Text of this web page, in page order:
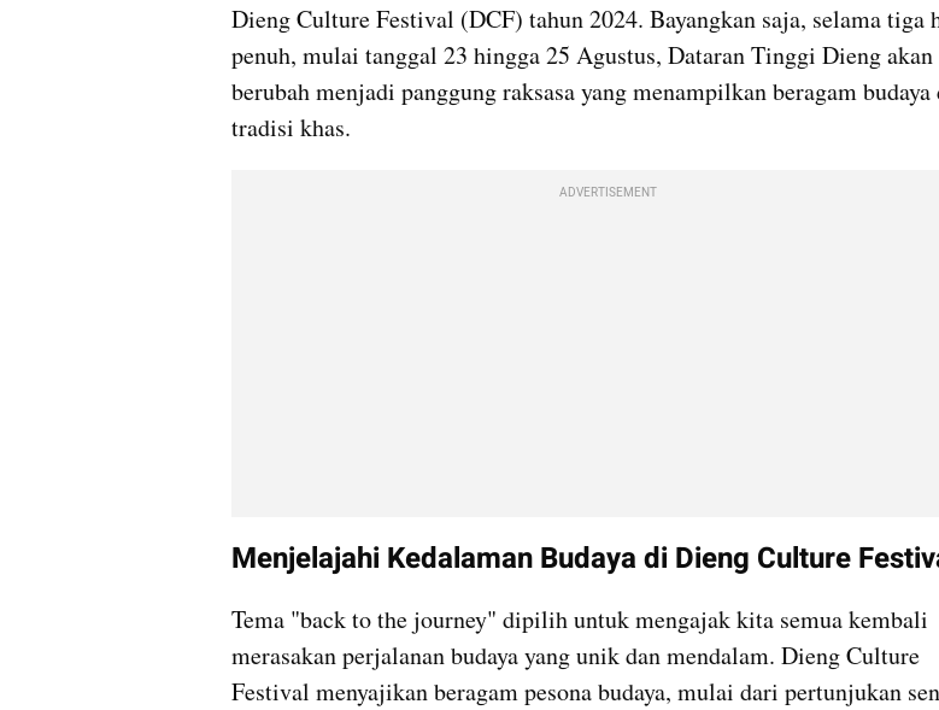
Dieng Culture Festival (DCF) tahun 2024. Bayangkan saja, selama tiga
penuh, mulai tanggal 23 hingga 25 Agustus, Dataran Tinggi Dieng akan
berubah menjadi panggung raksasa yang menampilkan beragam budaya
tradisi khas.
ADVERTISEMENT
Menjelajahi Kedalaman Budaya di Dieng Culture
Tema "back to the journey" dipilih untuk mengajak kita semua kembali
merasakan perjalanan budaya yang unik dan mendalam. Dieng Culture
Festival menyajikan beragam pesona budaya, mulai dari pertunjukan